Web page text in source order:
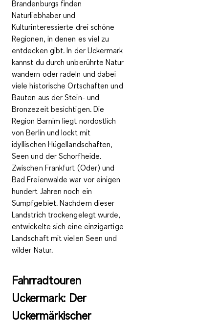
Brandenburgs finden
Naturliebhaber und
Kulturinteressierte drei schöne
Regionen, in denen es viel zu
entdecken gibt. In der Uckermark
kannst du durch unberührte Natur
wandern oder radeln und dabei
viele historische Ortschaften und
Bauten aus der Stein- und
Bronzezeit besichtigen. Die
Region Barnim liegt nordöstlich
von Berlin und lockt mit
idyllischen Hügellandschaften,
Seen und der Schorfheide.
Zwischen Frankfurt (Oder) und
Bad Freienwalde war vor einigen
hundert Jahren noch ein
Sumpfgebiet. Nachdem dieser
Landstrich trockengelegt wurde,
entwickelte sich eine einzigartige
Landschaft mit vielen Seen und
wilder Natur.
Fahrradtouren
Uckermark: Der
Uckermärkischer